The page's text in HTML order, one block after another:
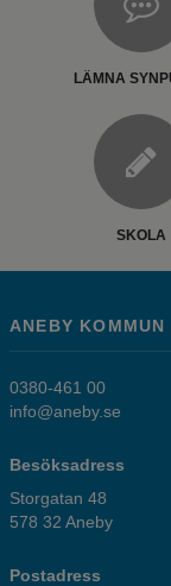
LÄMNA
SKOLA
ANEBY KOMMUN
0380-461 00
info@aneby.se
Besöksadress
Storgatan 48
578 32 Aneby
Postadress